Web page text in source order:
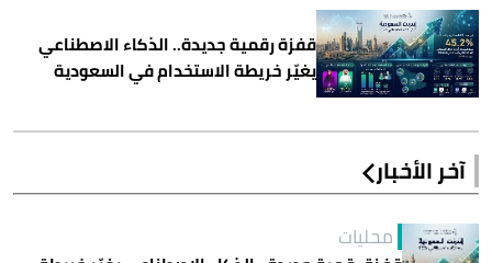
قفزة رقمية جديدة.. الذكاء الاصطناعي
يغيّر خريطة الاستخدام في السعودية
آخر الأخبار
محليات